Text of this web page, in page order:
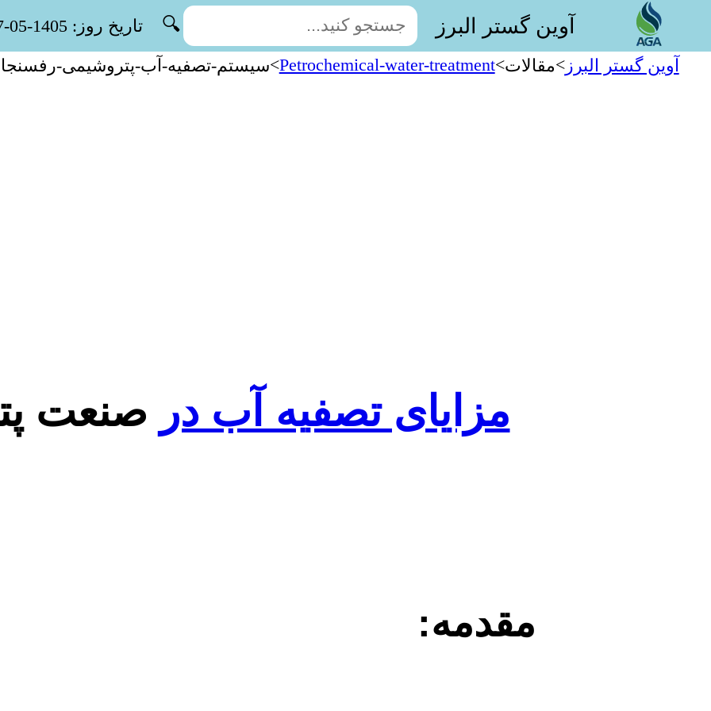
آوین گستر البرز 🔍 تاریخ روز: 1405-05-17
مزایای تصفیه آب در صنعت
آوین گستر البرز>مقالات>
Petrochemical-water-treatment
>سیستم-تصفیه-آب-پتروشیمی-
مقدمه: